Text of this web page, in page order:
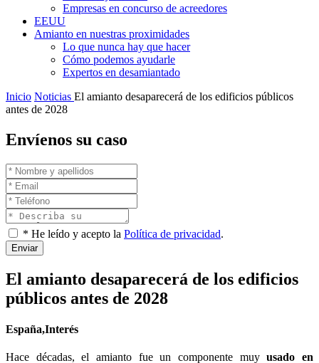
Empresas en concurso de acreedores
EEUU
Amianto en nuestras proximidades
Lo que nunca hay que hacer
Cómo podemos ayudarle
Expertos en desamiantado
Inicio Noticias El amianto desaparecerá de los edificios públicos
antes de 2028
Envíenos su caso
* He leído y acepto la Política de privacidad.
Enviar
El amianto desaparecerá de los edificios
públicos antes de 2028
España,Interés
Hace décadas, el amianto fue un componente muyusado en